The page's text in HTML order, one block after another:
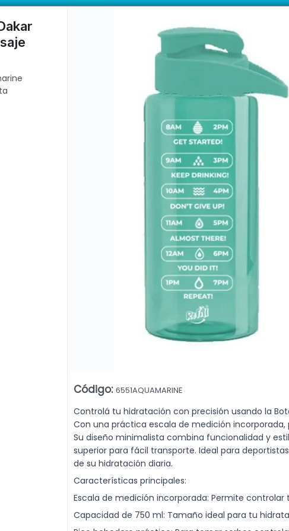
Mensaje Inspirador, Libre de BPA Dehuka. Venta mayorista
Código: 6551AQUAMARINE
Controlá tu hidratación con precisión usando la
Con una práctica escala de medición
Su diseño minimalista combina funcionalidad y
superior para fácil transporte. Ideal para
de su hidratación diaria.
Características principales:
Escala de medición incorporada: Permite
Capacidad de 750 ml: Tamaño ideal para tu
CÓMO COMPRAR
QUIÉNES
Lista vacía